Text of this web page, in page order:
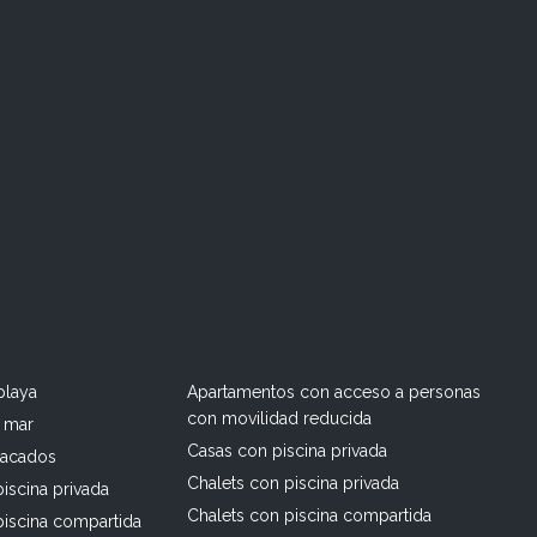
mar
privada
compartida
Apartamentos con acceso a personas
con movilidad reducida
Casas con piscina privada
Chalets con piscina privada
Chalets con piscina compartida